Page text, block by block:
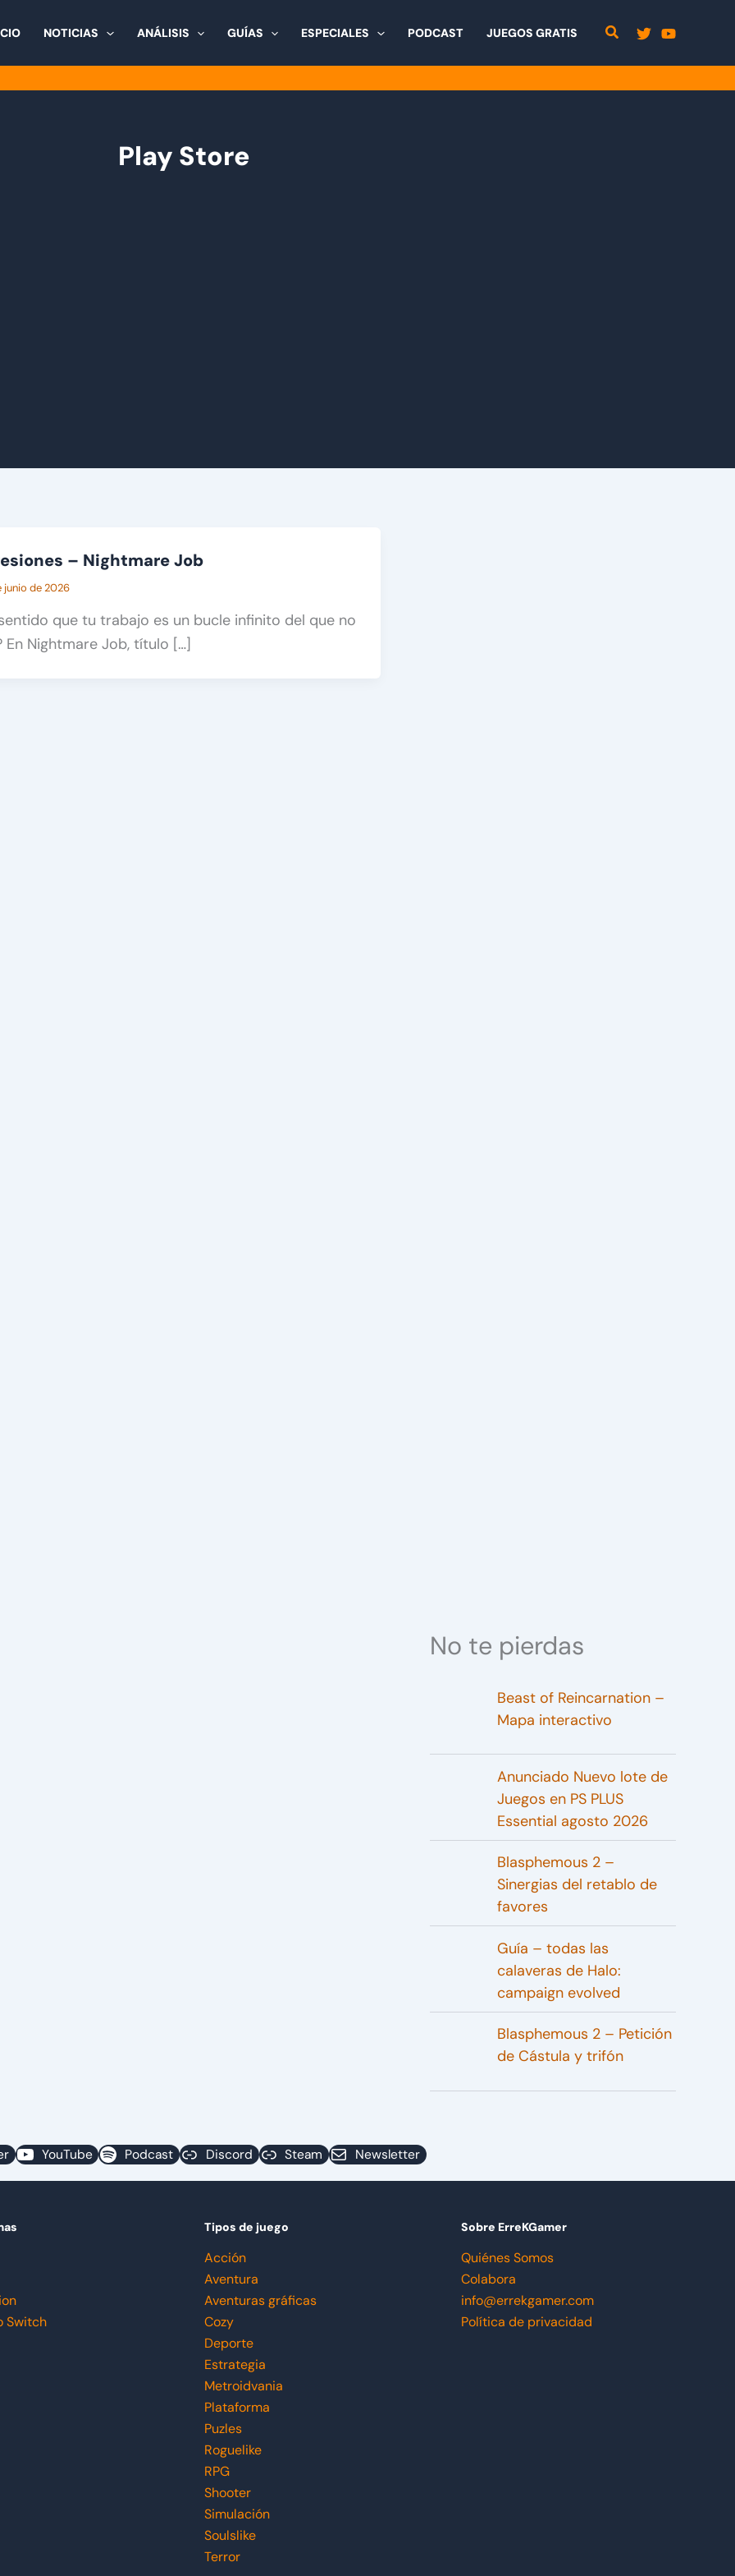
NOTICIAS ANÁLISIS GUÍAS ESPECIALES PODCAST JUEGOS GRATIS
Play Store
– Nightmare Job
junio de 2026
que tu trabajo es un bucle infinito del que no
En Nightmare Job, título […]
No te pierdas
Beast of Reincarnation –
Mapa interactivo
Anunciado Nuevo lote de
Juegos en PS PLUS
Essential agosto 2026
Blasphemous 2 –
Sinergias del retablo de
favores
Guía – todas las
calaveras de Halo:
campaign evolved
Blasphemous 2 – Petición
de Cástula y trifón
YouTube Podcast Discord Steam Newsletter
Switch
Tipos de juego
Acción
Aventura
Aventuras gráficas
Cozy
Deporte
Estrategia
Metroidvania
Plataforma
Puzles
Roguelike
RPG
Shooter
Simulación
Soulslike
Terror
Sobre ErreKGamer
Quiénes Somos
Colabora
info@errekgamer.com
Política de privacidad